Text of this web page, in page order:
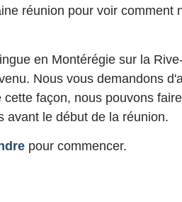
réunion pour voir comment
en Montérégie sur la
Nous vous demandons
façon, nous pouvons
avant le début de la réunion.
pour commencer.